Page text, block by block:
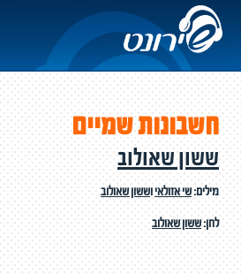
חשבונות שמיים
ששון שאולוב
מילים:שי אזולאיוששון שאולוב
לחן:ששון שאולוב